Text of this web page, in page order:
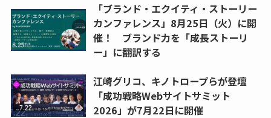
「ブランド・エクイティ・ストーリー
カンファレンス」8月25日（火）に開
催！ ブランド力を「成長ストーリ
ー」に翻訳する
江崎グリコ、キノトロープらが登壇
「成功戦略Webサイトサミット
2026」が7月22日に開催